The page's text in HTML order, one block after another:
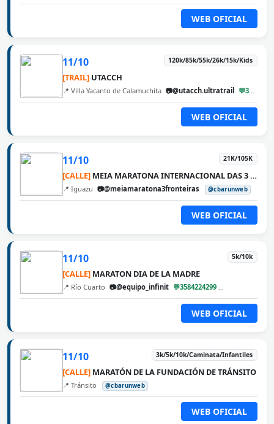
WEB OFICIAL
11/10 120k/85k/55k/26k/15k/Kids
[TRAIL] UTACCH
📍 Villa Yacanto de Calamuchita 📷@utacch.ultratrail 💬3546560222
WEB OFICIAL
11/10 21K/105K
[CALLE] MEIA MARATONA INTERNACIONAL DAS 3 FRONTEIRAS
📍 Iguazu 📷@meiamaratona3fronteiras @cbarunweb
WEB OFICIAL
11/10 5k/10k
[CALLE] MARATON DIA DE LA MADRE
📍 Río Cuarto 📷@equipo_infinit 💬3584224299
WEB OFICIAL
11/10 3k/5k/10k/Caminata/Infantiles
[CALLE] MARATÓN DE LA FUNDACIÓN DE TRÁNSITO
📍 Tránsito @cbarunweb
WEB OFICIAL